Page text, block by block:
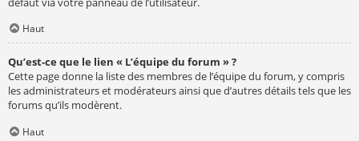
Haut
Qu’est-ce que le lien « L’équipe du forum » ?
Cette page donne la liste des membres de l’équipe du forum, y compris
les administrateurs et modérateurs ainsi que d’autres détails tels que les
forums qu’ils modèrent.
Haut